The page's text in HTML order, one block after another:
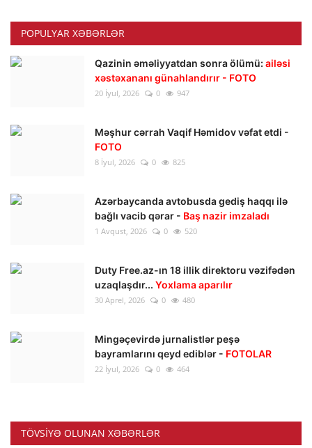
POPULYAR XƏBƏRLƏR
Qazinin əməliyyatdan sonra ölümü: ailəsi
xəstəxananı günahlandırır - FOTO
20 İyul, 2026 0 947
Məşhur cərrah Vaqif Həmidov vəfat etdi -
FOTO
8 İyul, 2026 0 825
Azərbaycanda avtobusda gediş haqqı ilə
bağlı vacib qərar - Baş nazir imzaladı
1 Avqust, 2026 0 520
Duty Free.az-ın 18 illik direktoru vəzifədən
uzaqlaşdır... Yoxlama aparılır
30 Aprel, 2026 0 480
Mingəçevirdə jurnalistlər peşə
bayramlarını qeyd ediblər - FOTOLAR
22 İyul, 2026 0 464
TÖVSIYƏ OLUNAN XƏBƏRLƏR